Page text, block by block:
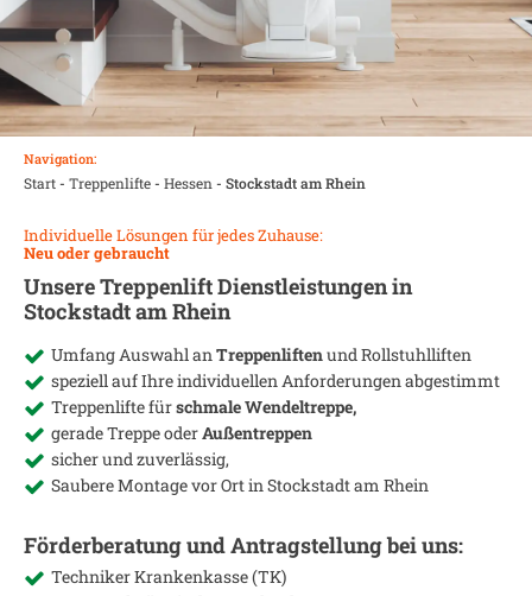
Navigation:
Start- Treppenlifte- Hessen - Stockstadt am Rhein
Individuelle Lösungen für jedes Zuhause:
Neu oder gebraucht
Unsere Treppenlift Dienstleistungen in
Stockstadt am Rhein
Umfang Auswahl anTreppenliftenund Rollstuhlliften
speziell auf Ihre individuellen Anforderungen abgestimmt
Treppenlifte fürschmale Wendeltreppe,
gerade Treppe oderAußentreppen
sicher und zuverlässig,
Saubere Montage vor Ort inStockstadt am Rhein
Förderberatung und Antragstellung bei uns:
Techniker Krankenkasse (TK)